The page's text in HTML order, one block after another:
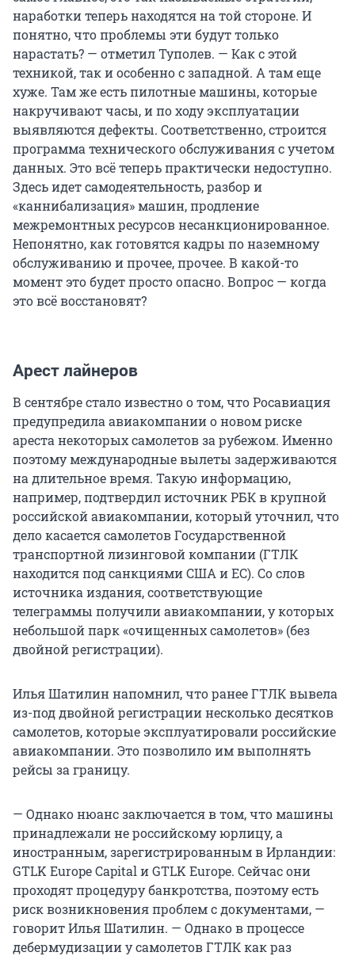
наработки теперь находятся на той стороне. И
понятно, что проблемы эти будут только
нарастать? — отметил Туполев. — Как с этой
техникой, так и особенно с западной. А там еще
хуже. Там же есть пилотные машины, которые
накручивают часы, и по ходу эксплуатации
выявляются дефекты. Соответственно, строится
программа технического обслуживания с учетом
данных. Это всё теперь практически недоступно.
Здесь идет самодеятельность, разбор и
«каннибализация» машин, продление
межремонтных ресурсов несанкционированное.
Непонятно, как готовятся кадры по наземному
обслуживанию и прочее, прочее. В какой-то
момент это будет просто опасно. Вопрос — когда
это всё восстановят?
Арест лайнеров
В сентябре стало известно о том, что Росавиация
предупредила авиакомпании о новом риске
ареста некоторых самолетов за рубежом. Именно
поэтому международные вылеты задерживаются
на длительное время. Такую информацию,
например, подтвердил источник РБК в крупной
российской авиакомпании, который уточнил, что
дело касается самолетов Государственной
транспортной лизинговой компании (ГТЛК
находится под санкциями США и ЕС). Со слов
источника издания, соответствующие
телеграммы получили авиакомпании, у которых
небольшой парк «очищенных самолетов» (без
двойной регистрации).
Илья Шатилин напомнил, что ранее ГТЛК вывела
из-под двойной регистрации несколько десятков
самолетов, которые эксплуатировали российские
авиакомпании. Это позволило им выполнять
рейсы за границу.
— Однако нюанс заключается в том, что машины
принадлежали не российскому юрлицу, а
иностранным, зарегистрированным в Ирландии:
GTLK Europe Capital и GTLK Europe. Сейчас они
проходят процедуру банкротства, поэтому есть
риск возникновения проблем с документами, —
говорит Илья Шатилин. — Однако в процессе
дебермудизации у самолетов ГТЛК как раз